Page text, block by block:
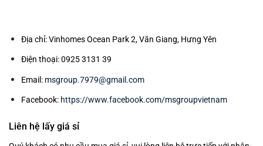
Địa chỉ: Vinhomes Ocean Park 2, Văn Giang, Hưng Yên
Điện thoại: 0925 3131 39
Email: msgroup.7979@gmail.com
Facebook: https://www.facebook.com/msgroupvietnam
Liên hệ lấy giá sỉ